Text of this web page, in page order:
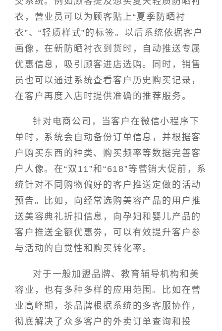
衣，营业员可以为顾客贴上“夏季防晒衬
衣”、“轻质样式”的标签。以后系统依据客户
画像，在新防晒衬衣到货时，自动推送专属
优惠信息，吸引顾客进店选购。同时，销售
员也可以通过系统查看客户历史购买记录，
在客户再度入店时提供准确的推荐服务。
针对电商公司，当客户在微信小程序下
单时，系统会自动备份订单信息，并根据客
户购买东西的种类、购买频率等数据完善客
户人像。在“双11”和“618”等营销大促前，系
统针对不同购物偏好的客户推送定做的活动
预告。比如，向经常选购美容产品的用户推
送美容典礼折扣信息，向孕妇和婴儿产品的
客户推送全额优惠劵，可以有效提升客户参
与活动的自觉性和购买转化率。
对于一般加盟品牌、教育辅导机构和美
容业，也有多种多样的应用范围。比如在营
业高峰期，茶品牌根据系统的多客服协作，
彻底解决了众多客户的外卖订单查询和投